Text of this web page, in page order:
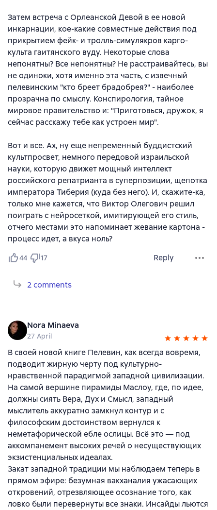
Затем встреча с Орлеанской Девой в ее новой
инкарнации, кое-какие совместные действия под
прикрытием фейк- и тролль-симулякров карго-
культа гаитянского вуду. Некоторые слова
непонятны? Все непонятны? Не расстраивайтесь, вы
не одиноки, хотя именно эта часть, с извечный
пелевинским "кто бреет брадобрея?" - наиболее
прозрачна по смыслу. Конспирология, тайное
мировое правительство и: "Приготовься, дружок, я
сейчас расскажу тебе как устроен мир".
Вот и все. Ах, ну еще непременный буддистский
культпросвет, немного передовой израильской
науки, которую движет мощный интеллект
российского репатрианта в суперпозиции, щепотка
императора Тиберия (куда без него). И, скажите-ка,
только мне кажется, что Виктор Олегович решил
поиграть с нейросеткой, имитирующей его стиль,
отчего местами это напоминает жевание картона -
процесс идет, а вкуса ноль?
44 17 Reply
2 comments
Nora Minaeva
27 April
В своей новой книге Пелевин, как всегда вовремя,
подводит жирную черту под культурно-
нравственной парадигмой западной цивилизации.
На самой вершине пирамиды Маслоу, где, по идее,
должны сиять Вера, Дух и Смысл, западный
мыслитель аккуратно замкнул контур и с
философским достоинством вернулся к
неметафорической ебле ослицы. Всё это — под
аккомпанемент высоких речей о несуществующих
экзистенциальных идеалах.
Закат западной традиции мы наблюдаем теперь в
прямом эфире: безумная вакханалия ужасающих
откровений, отрезвляющее осознание того, как
ловко были перевернуты все знаки. Инсайды льются